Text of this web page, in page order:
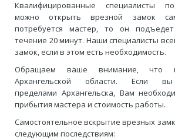
Квалифицированные специалисты
можно открыть врезной замок
потребуется мастер, то он
течение 20 минут. Наши специалисты
замок, если в этом есть необходимость.
Обращаем ваше внимание, что
Архангельской области. Если
пределами Архангельска, Вам
прибытия мастера и стоимость работы.
Самостоятельное вскрытие врезных
следующим последствиям: